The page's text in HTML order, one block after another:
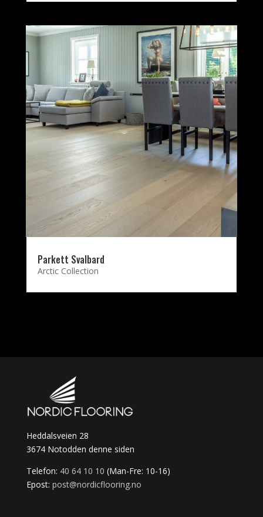
Parkett Svalbard
Arctic Collection
Heddalsveien 28
3674 Notodden denne siden
Telefon: 40 64 10 10 (Man-Fre: 10-16)
Epost: post@nordicflooring.no